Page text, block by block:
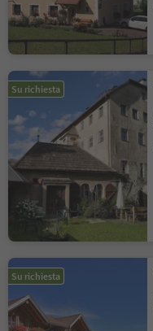
Su richiesta
Su richiesta